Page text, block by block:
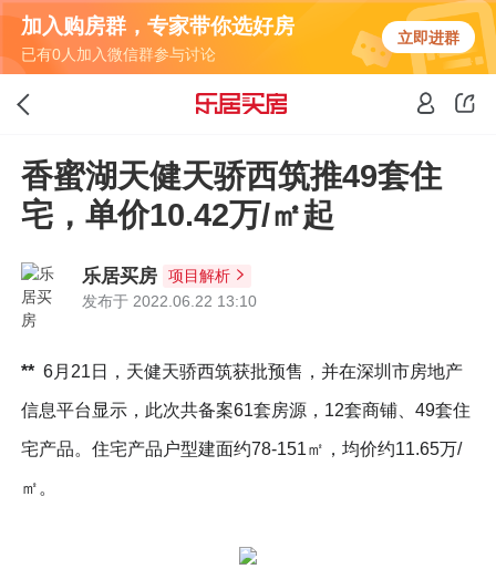
加入购房群，专家带你选好房
已有0人加入微信群参与讨论
立即进群
香蜜湖天健天骄西筑推49套住
宅，单价10.42万/㎡起
乐居买房
项目解析
发布于 2022.06.22 13:10
** 6月21日，天健天骄西筑获批预售，并在深圳市房地产
信息平台显示，此次共备案61套房源，12套商铺、49套住
宅产品。住宅产品户型建面约78-151㎡，均价约11.65万/
㎡。